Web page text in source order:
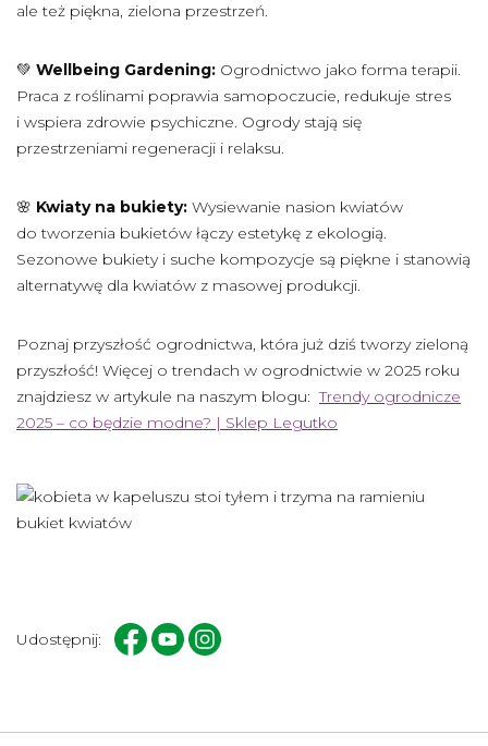
ale też piękna, zielona przestrzeń.
💚 Wellbeing Gardening: Ogrodnictwo jako forma terapii.
Praca z roślinami poprawia samopoczucie, redukuje stres
i wspiera zdrowie psychiczne. Ogrody stają się
przestrzeniami regeneracji i relaksu.
🌸 Kwiaty na bukiety: Wysiewanie nasion kwiatów
do tworzenia bukietów łączy estetykę z ekologią.
Sezonowe bukiety i suche kompozycje są piękne i stanowią
alternatywę dla kwiatów z masowej produkcji.
Poznaj przyszłość ogrodnictwa, która już dziś tworzy zieloną
przyszłość! Więcej o trendach w ogrodnictwie w 2025 roku
znajdziesz w artykule na naszym blogu: Trendy ogrodnicze
2025 – co będzie modne? | Sklep Legutko
Udostępnij: